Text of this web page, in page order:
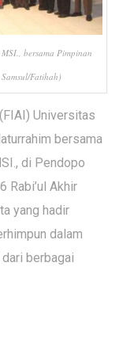
bersama Pimpinan
Fatihah)
Universitas
bersama
di Pendopo
Rabi’ul Akhir
yang hadir
dalam
berbagai